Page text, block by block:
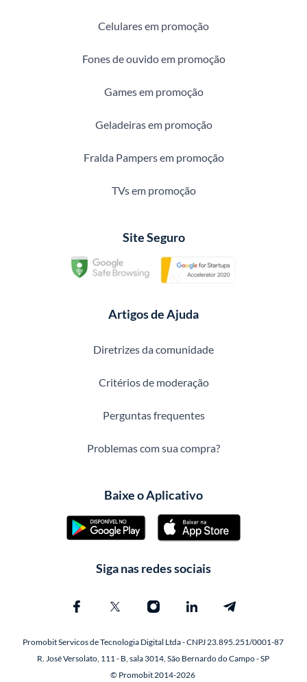
Celulares em promoção
Fones de ouvido em promoção
Games em promoção
Geladeiras em promoção
Fralda Pampers em promoção
TVs em promoção
Site Seguro
Artigos de Ajuda
Diretrizes da comunidade
Critérios de moderação
Perguntas frequentes
Problemas com sua compra?
Baixe o Aplicativo
Siga nas redes sociais
Promobit Servicos de Tecnologia Digital Ltda - CNPJ 23.895.251/0001-87
R. José Versolato, 111 - B, sala 3014, São Bernardo do Campo - SP
© Promobit 2014-2026